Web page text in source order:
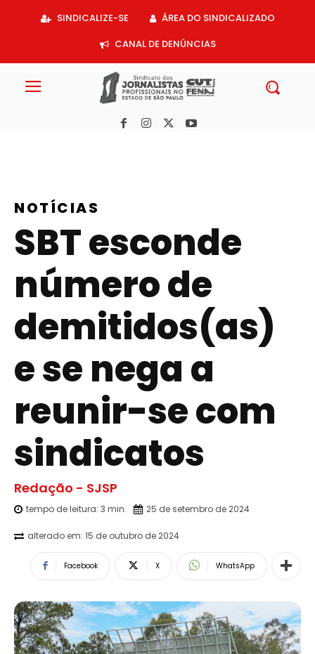
SINDICALIZE-SE
ÁREA DO SINDICALIZADO
CANAL DE DENÚNCIAS
NOTÍCIAS
SBT esconde
número de
demitidos(as)
e se nega a
reunir-se com
sindicatos
Redação - SJSP
tempo de leitura: 3 min. 25 de setembro de 2024
alterado em: 15 de outubro de 2024
Facebook X WhatsApp